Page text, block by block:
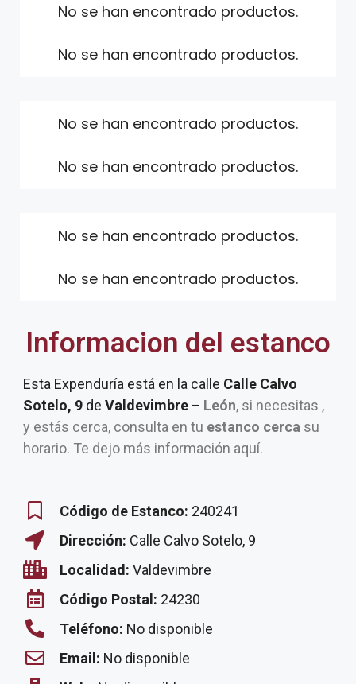
No se han encontrado productos.
No se han encontrado productos.
No se han encontrado productos.
No se han encontrado productos.
No se han encontrado productos.
No se han encontrado productos.
Informacion del estanco
Esta Expenduría está en la calle Calle Calvo
Sotelo, 9 de Valdevimbre – León, si necesitas ,
y estás cerca, consulta en tu estanco cerca su
horario. Te dejo más información aquí.
Código de Estanco: 240241
Dirección: Calle Calvo Sotelo, 9
Localidad: Valdevimbre
Código Postal: 24230
Teléfono: No disponible
Email: No disponible